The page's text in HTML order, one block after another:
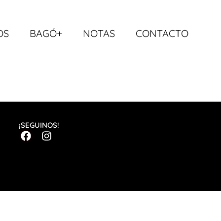
BAGÓ+ NOTAS CONTACTO
¡SEGUINOS!